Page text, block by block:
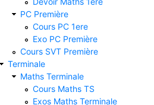
PC Première
Cours PC 1ere
Exo PC Première
Cours SVT Première
Terminale
Maths Terminale
Cours Maths TS
Exos Maths Terminale